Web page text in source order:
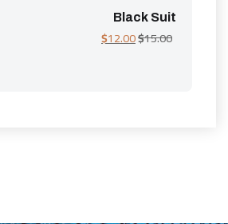
Black Suit
$15.00
$12.00